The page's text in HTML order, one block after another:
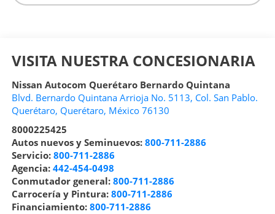
VISITA NUESTRA CONCESIONARIA
Nissan Autocom Querétaro Bernardo Quintana
Blvd. Bernardo Quintana Arrioja No. 5113, Col. San Pablo.
Querétaro, Querétaro, México 76130
8000225425
Autos nuevos y Seminuevos: 800-711-2886
Servicio: 800-711-2886
Agencia: 442-454-0498
Conmutador general: 800-711-2886
Carrocería y Pintura: 800-711-2886
Financiamiento: 800-711-2886